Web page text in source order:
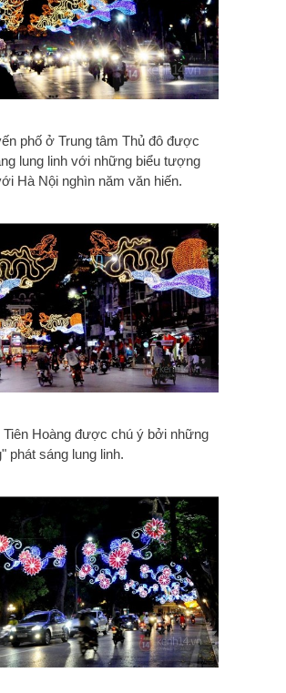
phố ở Trung tâm Thủ đô được
lung linh với những biểu tượng
Hà Nội nghìn năm văn hiến.
Tiên Hoàng được chú ý bởi những
phát sáng lung linh.